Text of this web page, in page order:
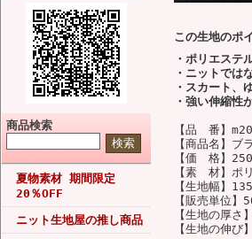
商品検索
夏物素材 期間限定
20％OFF
ニット生地屋の推し商品
この生地のポ
・ポリエステ
・ニットでは
・スカート、
・強い伸縮性
【品 番】
【商品名】ブ
【価 格】
【素 材】ポ
【生地幅】
【販売単位】
【生地の厚さ
【生地の伸び